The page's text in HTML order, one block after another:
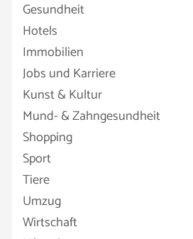
Gesundheit
Hotels
Immobilien
Jobs und Karriere
Kunst & Kultur
Mund- & Zahngesundheit
Shopping
Sport
Tiere
Umzug
Wirtschaft